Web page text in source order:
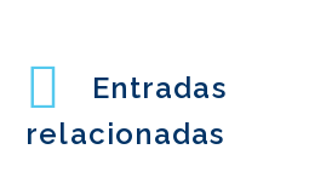
Entradas
relacionadas